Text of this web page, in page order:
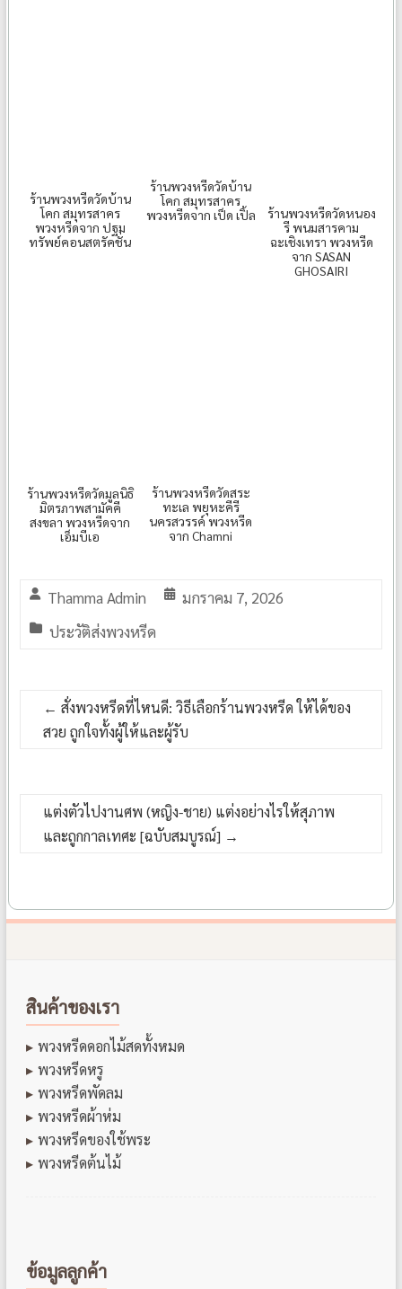
ร้านพวงหรีดวัดบ้าน
โคก สมุทรสาคร
พวงหรีดจาก ปฐม
ทรัพย์คอนสตรัคชั่น
ร้านพวงหรีดวัดบ้าน
โคก สมุทรสาคร
พวงหรีดจาก เป็ด เปิ้ล
ร้านพวงหรีดวัดหนอง
รี พนมสารคาม
ฉะเชิงเทรา พวงหรีด
จาก SASAN
GHOSAIRI
ร้านพวงหรีดวัดมูลนิธิ
มิตรภาพสามัคคี
สงขลา พวงหรีดจาก
เอ็มบีเอ
ร้านพวงหรีดวัดสระ
ทะเล พยุหะคีรี
นครสวรรค์ พวงหรีด
จาก Chamni
Thamma Admin
มกราคม 7, 2026
ประวัติส่งพวงหรีด
← สั่งพวงหรีดที่ไหนดี: วิธีเลือกร้านพวงหรีด ให้ได้ของ
สวย ถูกใจทั้งผู้ให้และผู้รับ
แต่งตัวไปงานศพ (หญิง-ชาย) แต่งอย่างไรให้สุภาพ
และถูกกาลเทศะ [ฉบับสมบูรณ์] →
สินค้าของเรา
พวงหรีดดอกไม้สดทั้งหมด
พวงหรีดหรู
พวงหรีดพัดลม
พวงหรีดผ้าห่ม
พวงหรีดของใช้พระ
พวงหรีดต้นไม้
ข้อมูลลูกค้า